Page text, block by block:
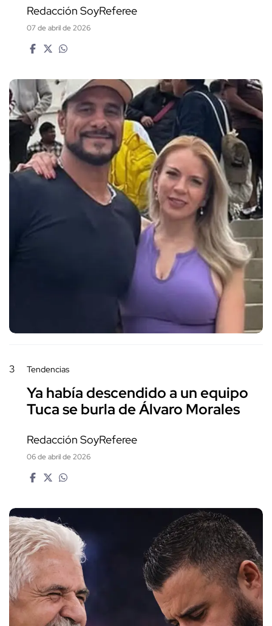
Redacción SoyReferee
07 de abril de 2026
3 Tendencias
Ya había descendido a un equipo
Tuca se burla de Álvaro Morales
Redacción SoyReferee
06 de abril de 2026